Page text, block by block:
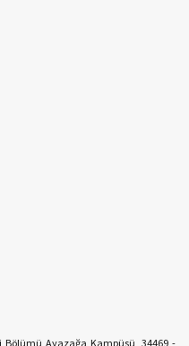
Ayazağa Kampüsü, 34469 -